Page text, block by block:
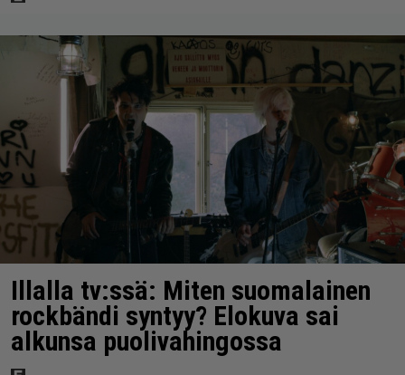
Illalla tv:ssä: Miten suomalainen
rockbändi syntyy? Elokuva sai
alkunsa puolivahingossa